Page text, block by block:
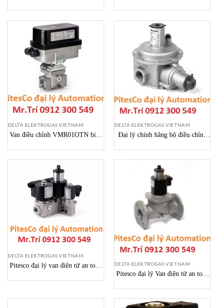
DELTA ELEKTROGAS VIETNAM
Van điều chỉnh VMR01OTN biến
khí và lưu lượng Delta Elektrogas
Vietnam
DELTA ELEKTROGAS VIETNAM
Đại lý chính hãng bộ điều chỉnh
Vietnam
DELTA ELEKTROGAS VIETNAM
Pitesco đại lý van điện từ an toàn
elektrogas Vietnam
DELTA ELEKTROGAS VIETNAM
Pitesco đại lý Van điện từ an toàn